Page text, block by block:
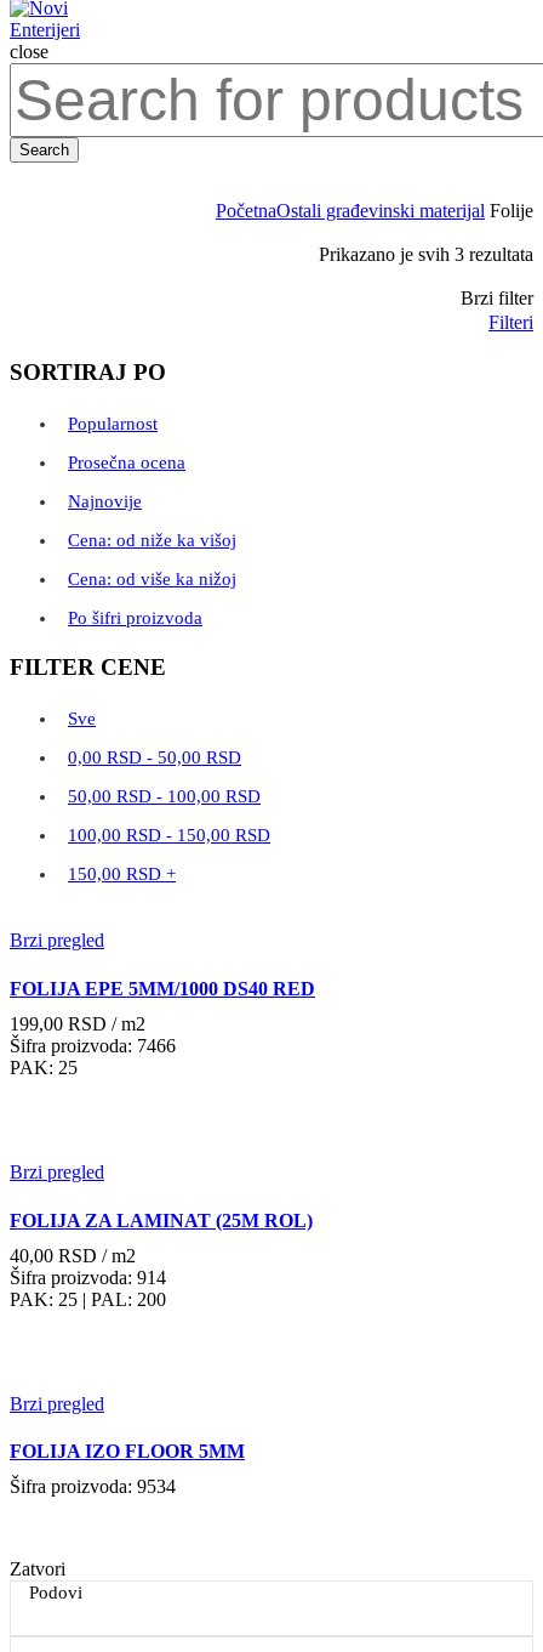
close
for:
Search
PočetnaOstali građevinski materijal Folije
Prikazano je svih 3 rezultata
Brzi filter
Filteri
SORTIRAJ PO
Popularnost
Prosečna ocena
Najnovije
Cena: od niže ka višoj
Cena: od više ka nižoj
Po šifri proizvoda
FILTER CENE
Sve
0,00 RSD - 50,00 RSD
50,00 RSD - 100,00 RSD
100,00 RSD - 150,00 RSD
150,00 RSD +
Brzi pregled
FOLIJA EPE 5MM/1000 DS40 RED
199,00 RSD / m2
Šifra proizvoda: 7466
PAK: 25
Brzi pregled
FOLIJA ZA LAMINAT (25M ROL)
40,00 RSD / m2
Šifra proizvoda: 914
PAK: 25 | PAL: 200
Brzi pregled
FOLIJA IZO FLOOR 5MM
Šifra proizvoda: 9534
Zatvori
Podovi